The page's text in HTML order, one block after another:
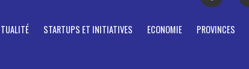
STARTUPS ET INITIATIVES ECONOMIE PROVINCES